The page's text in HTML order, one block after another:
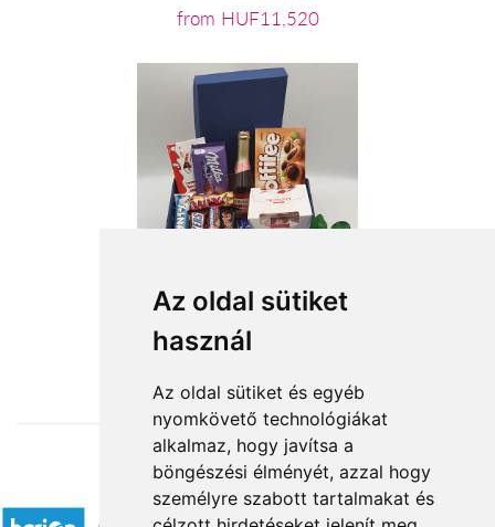
Az oldal sütiket
használ
Az oldal sütiket és egyéb
nyomkövető technológiákat
alkalmaz, hogy javítsa a
böngészési élményét, azzal hogy
személyre szabott tartalmakat és
from HUF11,520
from HUF19,800
Accepted payment methods